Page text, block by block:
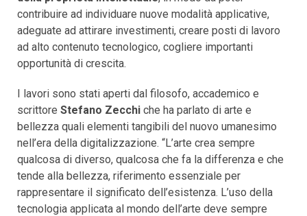
contribuire ad individuare nuove modalità applicative,
adeguate ad attirare investimenti, creare posti di lavoro
ad alto contenuto tecnologico, cogliere importanti
opportunità di crescita.
I lavori sono stati aperti dal filosofo, accademico e
scrittore Stefano Zecchi che ha parlato di arte e
bellezza quali elementi tangibili del nuovo umanesimo
nell’era della digitalizzazione. “L’arte crea sempre
qualcosa di diverso, qualcosa che fa la differenza e che
tende alla bellezza, riferimento essenziale per
rappresentare il significato dell’esistenza. L’uso della
tecnologia applicata al mondo dell’arte deve sempre